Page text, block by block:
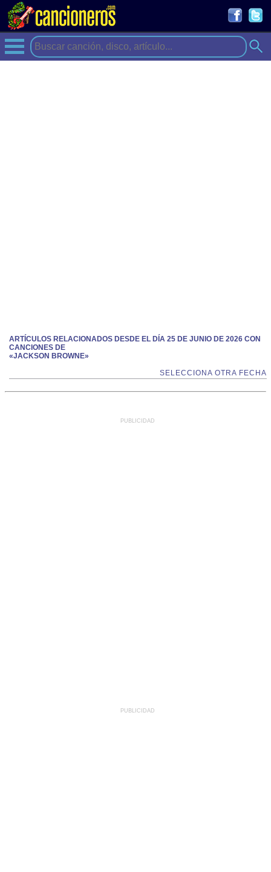
ARTÍCULOS RELACIONADOS DESDE EL DÍA 25 DE JUNIO DE 2026 CON
CANCIONES DE
«JACKSON BROWNE»
SELECCIONA OTRA FECHA
PUBLICIDAD
PUBLICIDAD